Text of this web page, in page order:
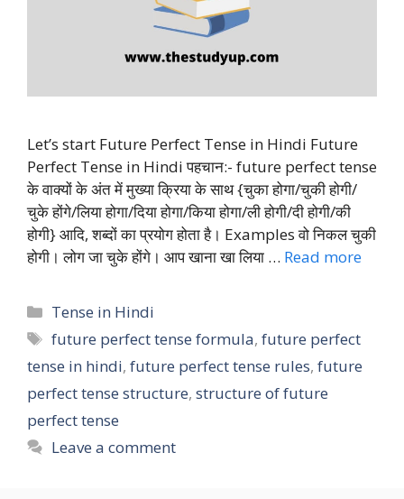
Let’s start Future Perfect Tense in Hindi Future
Perfect Tense in Hindi पहचान:- future perfect tense
के वाक्यों के अंत में मुख्या क्रिया के साथ {चुका होगा/चुकी होगी/
चुके होंगे/लिया होगा/दिया होगा/किया होगा/ली होगी/दी होगी/की
होगी} आदि, शब्दों का प्रयोग होता है। Examples वो निकल चुकी
होगी। लोग जा चुके होंगे। आप खाना खा लिया … Read more
Categories
Tense in Hindi
Tags
future perfect tense formula,future perfect
tense in hindi, future perfect tense rules, future
perfect tense structure, structure of future
perfect tense
Leave a comment